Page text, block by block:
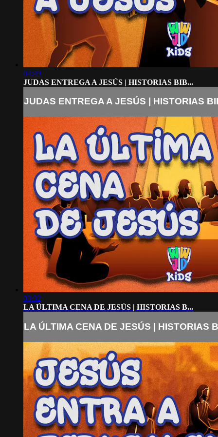
04:49
JUDAS ENTREGA A JESÚS | HISTORIAS BIB...
JUDAS ENTREGA A JESÚS | HISTORIAS
03:32
LA ÚLTIMA CENA DE JESÚS | HISTORIAS B...
LA ÚLTIMA CENA DE JESÚS | HISTORIAS